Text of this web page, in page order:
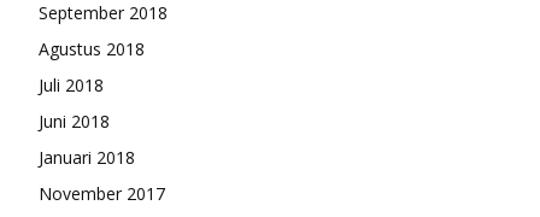
September 2018
Agustus 2018
Juli 2018
Juni 2018
Januari 2018
November 2017